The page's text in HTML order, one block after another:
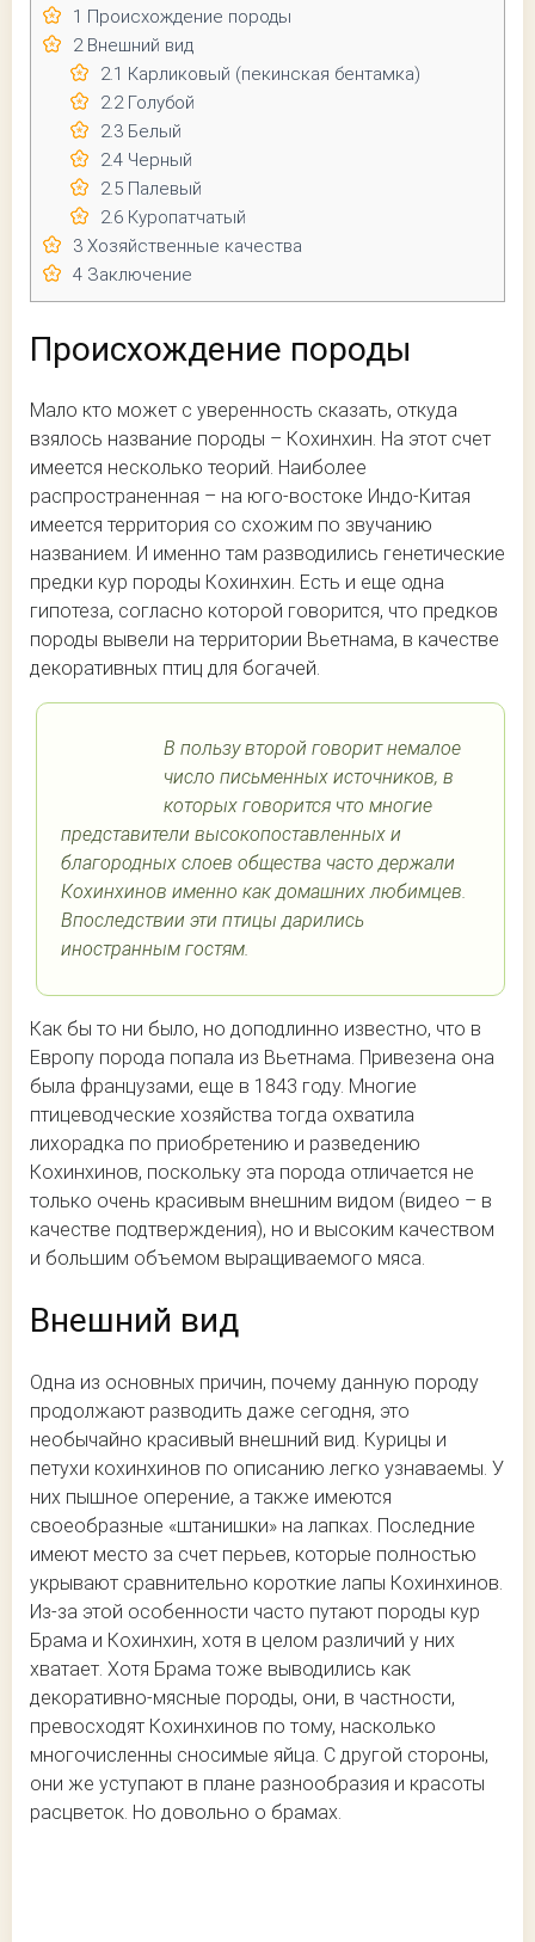
1 Происхождение породы
2Внешний вид
2.1 Карликовый (пекинская бентамка)
2.2Голубой
2.3Белый
2.4Черный
2.5Палевый
2.6Куропатчатый
3 Хозяйственные качества
4 Заключение
Происхождение породы
Мало кто может с уверенность сказать, откуда
взялось название породы – Кохинхин. На этот счет
имеется несколько теорий. Наиболее
распространенная – на юго-востоке Индо-Китая
имеется территория со схожим по звучанию
названием. И именно там разводились генетические
предки кур породы Кохинхин. Есть и еще одна
гипотеза, согласно которой говорится, что предков
породы вывели на территории Вьетнама, в качестве
декоративных птиц для богачей.
В пользу второй говорит немалое
число письменных источников, в
которых говорится что многие
представители высокопоставленных и
благородных слоев общества часто держали
Кохинхинов именно как домашних любимцев.
Впоследствии эти птицы дарились
иностранным гостям.
Как бы то ни было, но доподлинно известно, что в
Европу порода попала из Вьетнама. Привезена она
была французами, еще в 1843 году. Многие
птицеводческие хозяйства тогда охватила
лихорадка по приобретению и разведению
Кохинхинов, поскольку эта порода отличается не
только очень красивым внешним видом (видео – в
качестве подтверждения), но и высоким качеством
и большим объемом выращиваемого мяса.
Внешний вид
Одна из основных причин, почему данную породу
продолжают разводить даже сегодня, это
необычайно красивый внешний вид. Курицы и
петухи кохинхинов по описанию легко узнаваемы. У
них пышное оперение, а также имеются
своеобразные «штанишки» на лапках. Последние
имеют место за счет перьев, которые полностью
укрывают сравнительно короткие лапы Кохинхинов.
Из-за этой особенности часто путают породы кур
Брама и Кохинхин, хотя в целом различий у них
хватает. Хотя Брама тоже выводились как
декоративно-мясные породы, они, в частности,
превосходят Кохинхинов по тому, насколько
многочисленны сносимые яйца. С другой стороны,
они же уступают в плане разнообразия и красоты
расцветок. Но довольно о брамах.